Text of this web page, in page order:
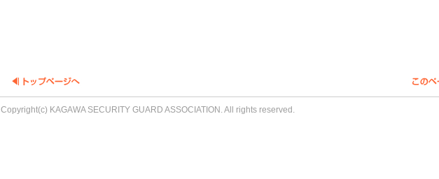
Copyright(c) KAGAWA SECURITY GUARD ASSOCIATION. All rights reserved.